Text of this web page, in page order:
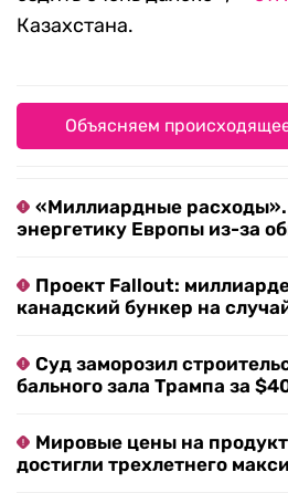
Казахстана.
Объясняем
«Миллиардные
энергетику Европы из-за
Проект Fallout:
канадский бункер на
Суд заморозил
бального зала Трампа за
Мировые цены на
достигли трехлетнего